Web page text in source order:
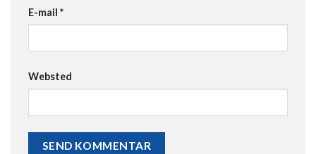
E-mail *
Websted